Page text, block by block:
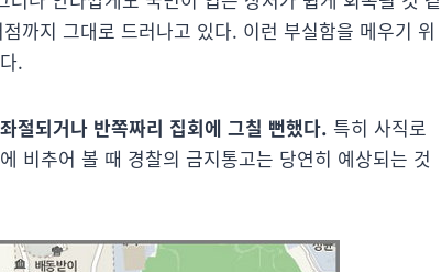
까지 그대로 드러나고 있다. 이런 부실함을 메우기 위
.
절되거나 반쪽짜리 집회에 그칠 뻔했다. 특히 사직로
비추어 볼 때 경찰의 금지통고는 당연히 예상되는 것